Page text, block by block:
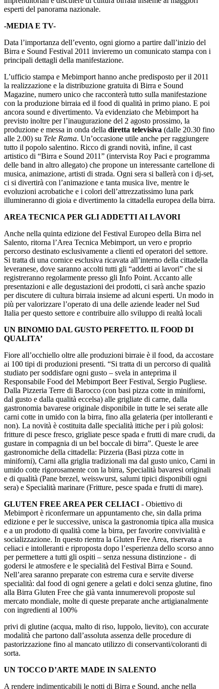
esperti del panorama nazionale.
-MEDIA E TV-
Data l’importanza dell’evento, ogni giorno a partire dall’inizio del
Birra e Sound Festival 2011 invieremo un comunicato stampa con i
principali dettagli della manifestazione.
L’ufficio stampa e Mebimport hanno anche predisposto per il 2011
la realizzazione e la distribuzione gratuita di Birra e Sound
Magazine, numero unico che racconterà tutto sulla manifestazione
con la produzione birraia ed il food di qualità in primo piano. E poi
ancora sound e divertimento. Va evidenziato che Mebimport ha
previsto inoltre per l’inaugurazione del 2 agosto prossimo, la
produzione e messa in onda della diretta televisiva (dalle 20.30 fino
alle 2.00) su Tele Rama. Un’occasione utile anche per raggiungere
tutto il popolo salentino. Ricco di grandi novità, infine, il cast
artistico di “Birra e Sound 2011” (intervista Roy Paci e programma
delle band in altro allegato) che propone un interessante cartellone di
musica, animazione, artisti di strada. Ogni sera si ballerà con i dj-set,
ci si divertirà con l’animazione e tanta musica live, mentre le
evoluzioni acrobatiche e i colori dell’attrezzatissimo luna park
illumineranno di gioia e divertimento la cittadella europea della birra.
AREA TECNICA PER GLI ADDETTI AI LAVORI
Anche nella quinta edizione del Festival Europeo della Birra nel
Salento, ritorna l’Area Tecnica Mebimport, un vero e proprio
percorso destinato esclusivamente a clienti ed operatori del settore.
Si tratta di una cornice esclusiva ricavata all’interno della cittadella
leveranese, dove saranno accolti tutti gli “addetti ai lavori” che si
registreranno regolarmente presso gli Info Point. Accanto alle
presentazioni e alle degustazioni dei prodotti, ci sarà anche spazio
per discutere di cultura birraia insieme ad alcuni esperti. Un modo in
più per valorizzare l’operato di una delle aziende leader nel Sud
Italia per questo settore e contribuire allo sviluppo di realtà locali
UN BINOMIO DAL GUSTO PERFETTO. IL FOOD DI
QUALITA’
Fiore all’occhiello oltre alle produzioni birraie è il food, da accostare
ai 100 tipi di produzioni presenti. “Si tratta di un percorso di qualità
studiato per soddisfare ogni gusto – svela in anteprima il
Responsabile Food del Mebimport Beer Festival, Sergio Pugliese.
Dalla Pizzeria Terre di Barocco (con basi pizza cotte in miniforni,
dal gusto e dalla qualità eccelsa) alle grigliate di carne, dalla
gastronomia bavarese originale disponibile in tutte le sei serate alle
carni cotte in umido con la birra, fino alla gelateria (per intolleranti e
non). La novità è costituita dalle specialità ittiche per i più golosi:
fritture di pesce fresco, grigliate pesce spada e frutti di mare crudi, da
gustare in compagnia di un bel boccale di birra”. Queste le aree
gastronomiche della cittadella: Pizzeria (Basi pizza cotte in
miniforni), Carni alla griglia tradizionali ma dal gusto unico, Carni in
umido cotte rigorosamente con la birra, Specialità bavaresi originali
e di qualità (Pane brezel, weisswurst, salumi tipici disponibili ogni
sera) e Specialità marinare (Fritture, pesce spada e frutti di mare).
GLUTEN FREE AREA PER CELIACI - Obiettivo di
Mebimport è riconfermare un appuntamento che, sin dalla prima
edizione e per le successive, unisca la gastronomia tipica alla musica
e a un prodotto di qualità come la birra, per favorire convivialità e
socializzazione. In questo rientra la Gluten Free Area, riservata a
celiaci e intolleranti e riproposta dopo l’esperienza dello scorso anno
per permettere a tutti gli ospiti – senza nessuna distinzione - di
godersi le atmosfere e le specialità del Festival Birra e Sound.
Nell’area saranno preparate con estrema cura e servite diverse
specialità: dal food di ogni genere a gelati e dolci senza glutine, fino
alla Birra Gluten Free che già vanta innumerevoli proposte sul
mercato mondiale, molte di queste preparate anche artigianalmente
con ingredienti al 100%
privi di glutine (acqua, malto di riso, luppolo, lievito), con accurate
modalità che partono dall’assoluta assenza delle procedure di
pastorizzazione fino al mancato utilizzo di conservanti/coloranti di
sorta.
UN TOCCO D’ARTE MADE IN SALENTO
A rendere indimenticabili le notti di Birra e Sound, anche nella